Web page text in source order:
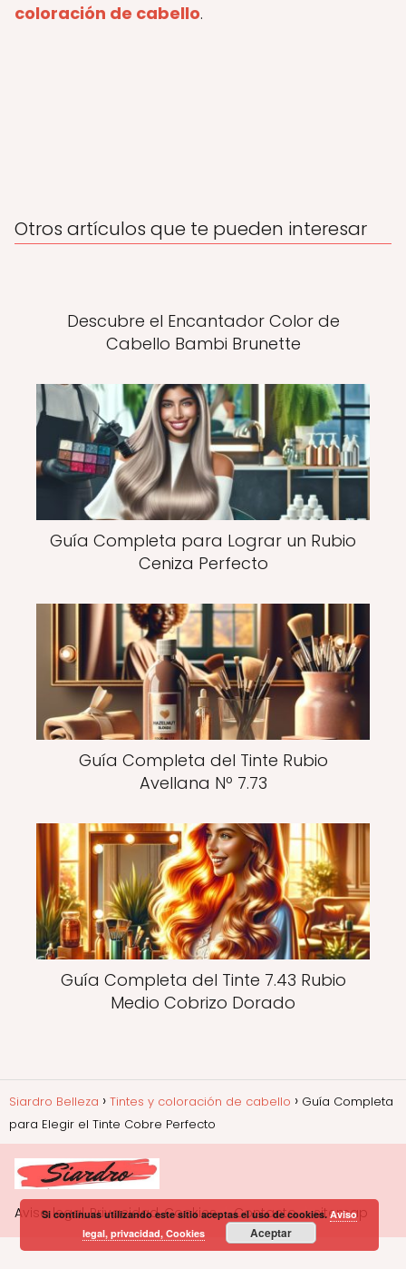
coloración de cabello.
Otros artículos que te pueden interesar
Descubre el Encantador Color de
Cabello Bambi Brunette
Guía Completa para Lograr un Rubio
Ceniza Perfecto
Guía Completa del Tinte Rubio
Avellana Nº 7.73
Guía Completa del Tinte 7.43 Rubio
Medio Cobrizo Dorado
Siardro Belleza Tintes y coloración de cabello
Guía Completa
para Elegir el Tinte Cobre Perfecto
Aviso legal, Privacidad, Cookies Contacto sitemap
Si continuas utilizando este sitio aceptas el uso de cookies.Aviso
legal, privacidad, Cookies
Aceptar